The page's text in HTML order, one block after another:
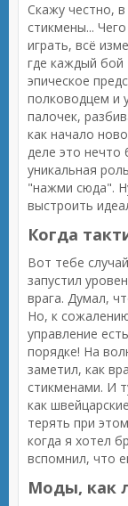
Скажу честно,
стикмены...
играть, всё
где каждый
эпическое
полководцем и
палочек,
как начало
деле это нечто
уникальная
"нажми сюда".
выстроить
Когда
Вот тебе
запустил
врага. Думал,
Но, к
управление
порядке! На
заметил, как
стикменами. И
как
терять при
когда я хотел
вспомнил, что
Моды, как